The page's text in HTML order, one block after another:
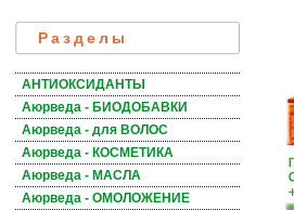
Разделы
АНТИОКСИДАНТЫ
Аюрведа - БИОДОБАВКИ
Аюрведа - для ВОЛОС
Аюрведа - КОСМЕТИКА
Аюрведа - МАСЛА
Аюрведа - ОМОЛОЖЕНИЕ